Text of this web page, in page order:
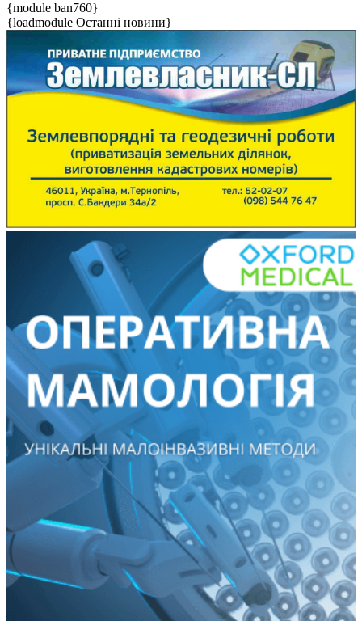
{module ban760}
{loadmodule Останні новини}